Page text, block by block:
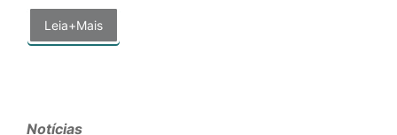
Leia+Mais
Notícias